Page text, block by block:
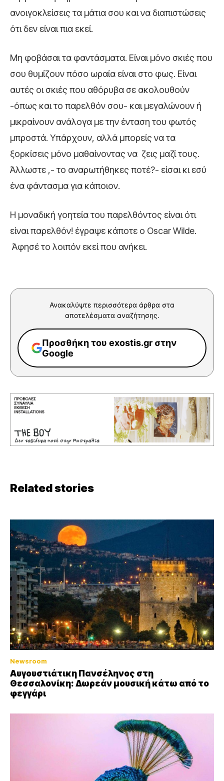
ανοιγοκλείσεις τα μάτια σου και να διαπιστώσεις
ότι δεν είναι πια εκεί.
Μη φοβάσαι τα φαντάσματα. Είναι μόνο σκιές που
σου θυμίζουν πόσο ωραία είναι στο φως. Είναι
αυτές οι σκιές που αθόρυβα σε ακολουθούν
-όπως και το παρελθόν σου- και μεγαλώνουν ή
μικραίνουν ανάλογα με την ένταση του φωτός
μπροστά. Υπάρχουν, αλλά μπορείς να τα
ξορκίσεις μόνο μαθαίνοντας να ζεις μαζί τους.
Άλλωστε ,- το αναρωτήθηκες ποτέ?- είσαι κι εσύ
ένα φάντασμα για κάποιον.
Η μοναδική γοητεία του παρελθόντος είναι ότι
είναι παρελθόν! έγραψε κάποτε ο Oscar Wilde.
Άφησέ το λοιπόν εκεί που ανήκει.
Ανακαλύψτε περισσότερα άρθρα στα
αποτελέσματα αναζήτησης.
Προσθήκη του exostis.gr στην
Google
Related stories
Newsroom
Αυγουστιάτικη Πανσέληνος στη
Θεσσαλονίκη: Δωρεάν μουσική κάτω από το
φεγγάρι